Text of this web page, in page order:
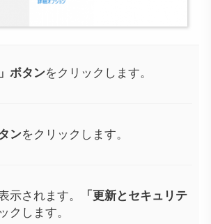
ボタンをクリックします。
ンをクリックします。
示されます。
「更新とセキュリテ
クします。